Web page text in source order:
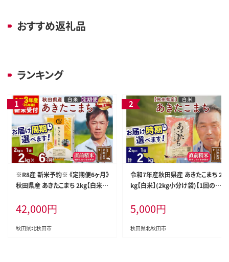
おすすめ返礼品
ランキング
※R8産 新米予約※ 《定期便6ヶ月》
秋田県産 あきたこまち 2kg【白米】
産 お届け周期調整可能 隔月に調
整OK お米 みそらファーム [みそら
ファーム 秋田 お米 あきたこまち 米
42,000円
秋田県北秋田市
令和7年産秋田県産 あきたこまち 2
kg【白米】(2kg小分け袋)【1回のみ
る お米 おおもり [おおもり 秋田 お
米 あきたこまち 米どころ 東北 北秋
田市]
5,000円
秋田県北秋田市